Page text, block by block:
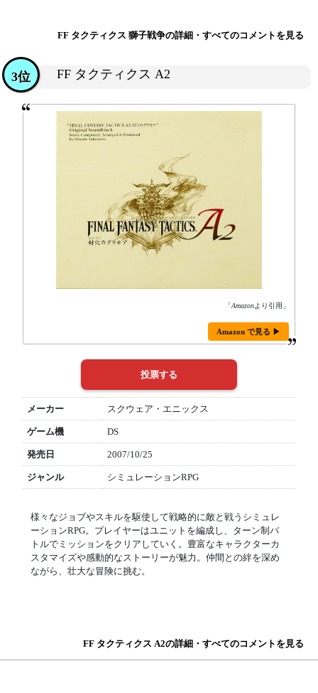
FF タクティクス 獅子戦争の詳細・すべてのコメントを見る
FF タクティクス A2
3位
「Amazonより引用」
Amazon で見る ▶
メーカー スクウェア・エニックス
ゲーム機 DS
発売日 2007/10/25
ジャンル シミュレーションRPG
様々なジョブやスキルを駆使して戦略的に敵と戦うシミュレ
ーションRPG。プレイヤーはユニットを編成し、ターン制バ
トルでミッションをクリアしていく。豊富なキャラクターカ
スタマイズや感動的なストーリーが魅力。仲間との絆を深め
ながら、壮大な冒険に挑む。
FF タクティクス A2の詳細・すべてのコメントを見る